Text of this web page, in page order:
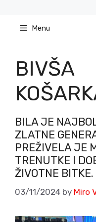
content Menu
BIVŠA
BILA JE
ZLATNE
PREŽIVELA JE
TRENUTKE I
ŽIVOTNE BITKE.
03/11/2024 by Miro